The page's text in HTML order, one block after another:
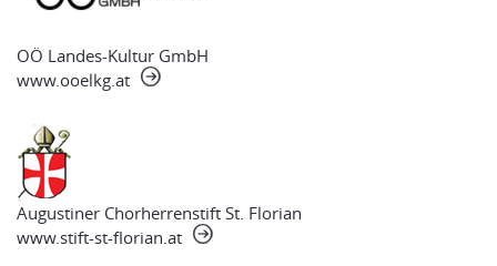
OÖ Landes-Kultur GmbH
www.ooelkg.at
Augustiner Chorherrenstift St. Florian
www.stift-st-florian.at